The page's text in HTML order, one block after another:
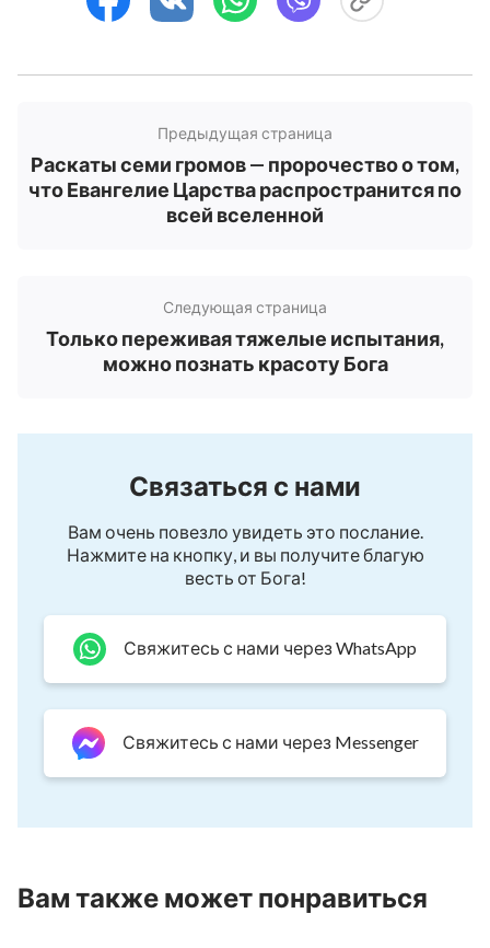
человека, служащего Богу?
Предыдущая страница
Раскаты семи громов — пророчество о том,
что Евангелие Царства распространится по
всей вселенной
Следующая страница
Только переживая тяжелые испытания,
можно познать красоту Бога
Связаться с нами
Вам очень повезло увидеть это послание.
Нажмите на кнопку, и вы получите благую
весть от Бога!
Свяжитесь с нами через WhatsApp
Свяжитесь с нами через Messenger
Вам также может понравиться